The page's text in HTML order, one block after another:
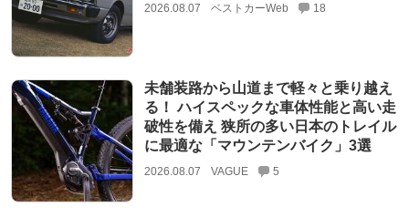
2026.08.07 ベストカーWeb 18
未舗装路から山道まで軽々と乗り越え
る！ ハイスペックな車体性能と高い走
破性を備え 狭所の多い日本のトレイル
に最適な「マウンテンバイク」3選
2026.08.07 VAGUE 5